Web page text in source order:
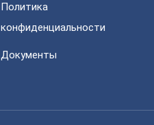
Политика
конфиденциальности
Документы